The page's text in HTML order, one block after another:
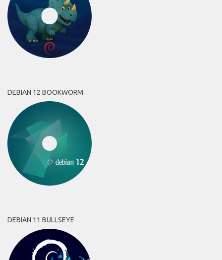
DEBIAN 12 BOOKWORM
DEBIAN 11 BULLSEYE